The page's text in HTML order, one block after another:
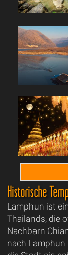
Historische
Lamphun ist
Thailands, die
Nachbarn
nach